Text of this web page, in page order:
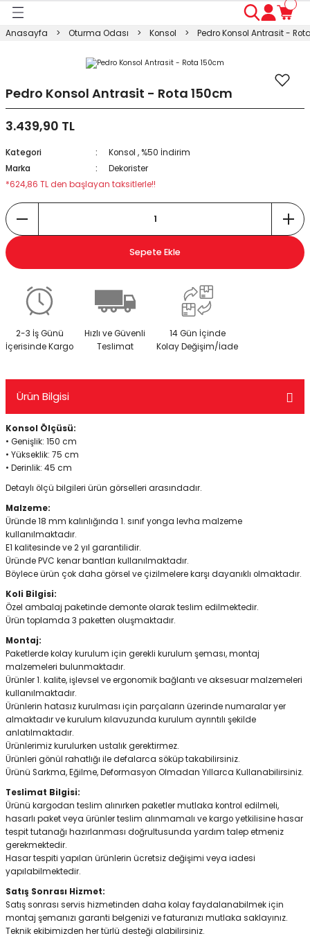
Masası
Dolabı
Anasayfa Oturma Odası Konsol Pedro Konsol Antrasit -
Pedro Konsol Antrasit - Rota 150cm
3.439,90 TL
Kategori Konsol , %50 İndirim
Marka
Dekorister
*624,86 TL den başlayan taksitlerle!!
Sepete Ekle
2-3 İş Günü
İçerisinde Kargo
Hızlı ve Güvenli
Teslimat
14 Gün İçinde
Kolay Değişim/İade
Ürün Bilgisi
Konsol Ölçüsü:
• Genişlik: 150 cm
• Yükseklik: 75 cm
• Derinlik: 45 cm
Detaylı ölçü bilgileri ürün görselleri arasındadır.
Malzeme:
Üründe 18 mm kalınlığında 1. sınıf yonga levha malzeme
kullanılmaktadır.
E1 kalitesinde ve 2 yıl garantilidir.
Üründe PVC kenar bantları kullanılmaktadır.
Böylece ürün çok daha görsel ve çizilmelere karşı dayanıklı olmaktadır.
Koli Bilgisi:
Özel ambalaj paketinde demonte olarak teslim edilmektedir.
Ürün toplamda 3 paketten oluşmaktadır.
Montaj:
Paketlerde kolay kurulum için gerekli kurulum şeması, montaj
malzemeleri bulunmaktadır.
Ürünler 1. kalite, işlevsel ve ergonomik bağlantı ve aksesuar malzemeleri
kullanılmaktadır.
Ürünlerin hatasız kurulması için parçaların üzerinde numaralar yer
almaktadır ve kurulum kılavuzunda kurulum ayrıntılı şekilde
anlatılmaktadır.
Ürünlerimiz kurulurken ustalık gerektirmez.
Ürünleri gönül rahatlığı ile defalarca söküp takabilirsiniz.
Ürünü Sarkma, Eğilme, Deformasyon Olmadan Yıllarca Kullanabilirsiniz.
Teslimat Bilgisi:
Ürünü kargodan teslim alınırken paketler mutlaka kontrol edilmeli,
hasarlı paket veya ürünler teslim alınmamalı ve kargo yetkilisine hasar
tespit tutanağı hazırlanması doğrultusunda yardım talep etmeniz
gerekmektedir.
Hasar tespiti yapılan ürünlerin ücretsiz değişimi veya iadesi
yapılabilmektedir.
Satış Sonrası Hizmet:
Satış sonrası servis hizmetinden daha kolay faydalanabilmek için
montaj şemanızı garanti belgenizi ve faturanızı mutlaka saklayınız.
Teknik ekibimizden her türlü desteği alabilirsiniz.